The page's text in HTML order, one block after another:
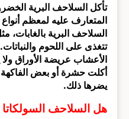
تأكل السلاحف البرية
المتعارف عليه لمعظم أنواع
السلاحف البرية بالغابات،
تتغذى على اللحوم
الأعشاب عريضة الأوراق ولا
أكلت حشرة أو بعض
يضرها ذلك.
هل السلاحف السولكاتا